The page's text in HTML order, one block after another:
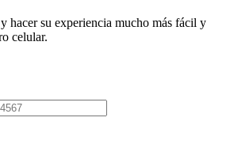
hacer su experiencia mucho más fácil y
celular.